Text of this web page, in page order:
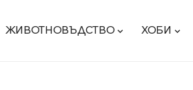
ЖИВОТНОВЪДСТВО ХОБИ